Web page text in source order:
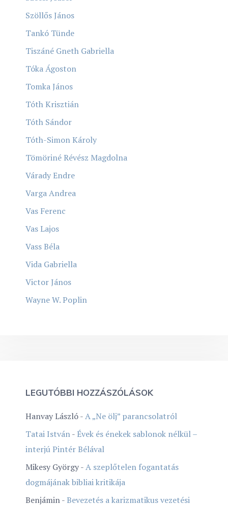
Szöllős János
Tankó Tünde
Tiszáné Gneth Gabriella
Tóka Ágoston
Tomka János
Tóth Krisztián
Tóth Sándor
Tóth-Simon Károly
Tömöriné Révész Magdolna
Várady Endre
Varga Andrea
Vas Ferenc
Vas Lajos
Vass Béla
Vida Gabriella
Victor János
Wayne W. Poplin
LEGUTÓBBI HOZZÁSZÓLÁSOK
Hanvay László-A „Ne ölj” parancsolatról
Tatai István- Évek és énekek sablonok nélkül –
interjú Pintér Bélával
Mikesy György-A szeplőtelen fogantatás
dogmájának bibliai kritikája
Benjámin-Bevezetés a karizmatikus vezetési